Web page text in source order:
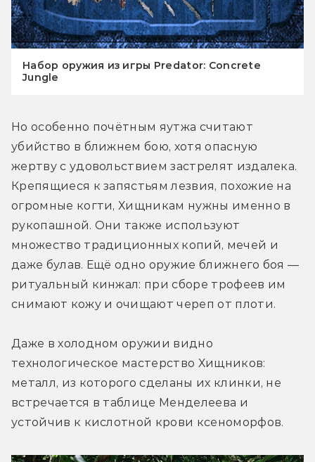
Набор оружия из игры Predator: Concrete
Jungle
Но особенно почётным яутжа считают
убийство в ближнем бою, хотя опасную
жертву с удовольствием застрелят издалека.
Крепящиеся к запястьям лезвия, похожие на
огромные когти, Хищникам нужны именно в
рукопашной. Они также используют
множество традиционных копий, мечей и
даже булав. Ещё одно оружие ближнего боя —
ритуальный кинжал: при сборе трофеев им
снимают кожу и очищают череп от плоти.
Даже в холодном оружии видно
технологическое мастерство Хищников:
металл, из которого сделаны их клинки, не
встречается в таблице Менделеева и
устойчив к кислотной крови ксеноморфов.